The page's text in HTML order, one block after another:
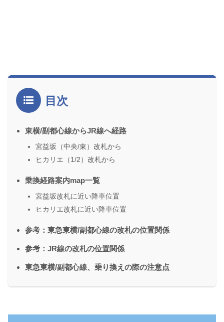
目次
東横/副都心線からJR線へ経路
宮益坂（中央/東）改札から
ヒカリエ（1/2）改札から
乗換経路案内map一覧
宮益坂改札に近い降車位置
ヒカリエ改札に近い降車位置
参考：東急東横/副都心線の改札の位置関係
参考：JR線の改札の位置関係
東急東横/副都心線、乗り換えの際の注意点